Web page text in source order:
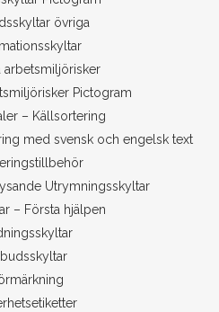
övriga
arbetsmiljörisker
Pictogram
– Källsortering
med svensk och engelsk text
Utrymningsskyltar
– Första hjälpen